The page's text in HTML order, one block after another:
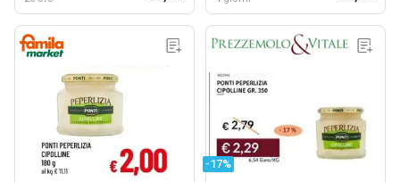
-17%